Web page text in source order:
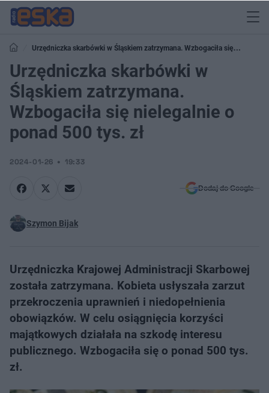
Urzędniczka skarbówki w Śląskiem zatrzymana. Wzbogaciła się
nielegalnie o ponad 500 tys. zł
Urzędniczka skarbówki w
Śląskiem zatrzymana.
Wzbogaciła się nielegalnie o
ponad 500 tys. zł
2024-01-26 19:33
Dodaj do Google
Szymon Bijak
Urzędniczka Krajowej Administracji Skarbowej
została zatrzymana. Kobieta usłyszała zarzut
przekroczenia uprawnień i niedopełnienia
obowiązków. W celu osiągnięcia korzyści
majątkowych działała na szkodę interesu
publicznego. Wzbogaciła się o ponad 500 tys.
zł.